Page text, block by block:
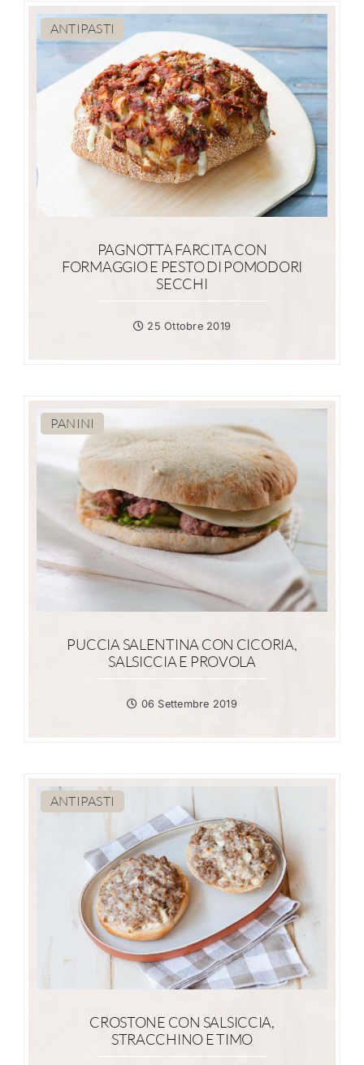
ANTIPASTI
PAGNOTTA FARCITA CON
FORMAGGIO E PESTO DI POMODORI
SECCHI
25 Ottobre 2019
PANINI
PUCCIA SALENTINA CON CICORIA,
SALSICCIA E PROVOLA
06 Settembre 2019
ANTIPASTI
CROSTONE CON SALSICCIA,
STRACCHINO E TIMO